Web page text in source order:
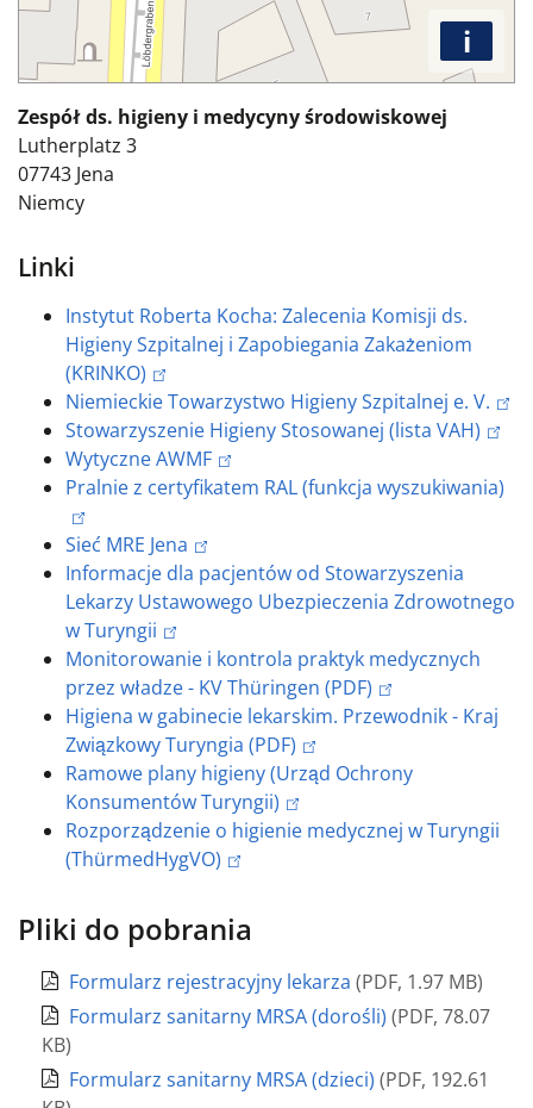
i
Zespół ds. higieny i medycyny środowiskowej
Lutherplatz 3
07743 Jena
Niemcy
Linki
Instytut Roberta Kocha: Zalecenia Komisji ds.
Higieny Szpitalnej i Zapobiegania Zakażeniom
(KRINKO)
Niemieckie Towarzystwo Higieny Szpitalnej e. V.
Stowarzyszenie Higieny Stosowanej (lista VAH)
Wytyczne AWMF
Pralnie z certyfikatem RAL (funkcja wyszukiwania)
Sieć MRE Jena
Informacje dla pacjentów od Stowarzyszenia
Lekarzy Ustawowego Ubezpieczenia Zdrowotnego
w Turyngii
Monitorowanie i kontrola praktyk medycznych
przez władze - KV Thüringen (PDF)
Higiena w gabinecie lekarskim. Przewodnik - Kraj
Związkowy Turyngia (PDF)
Ramowe plany higieny (Urząd Ochrony
Konsumentów Turyngii)
Rozporządzenie o higienie medycznej w Turyngii
(ThürmedHygVO)
Pliki do pobrania
Formularz rejestracyjny lekarza (PDF, 1.97 MB)
Formularz sanitarny MRSA (dorośli) (PDF, 78.07
KB)
Formularz sanitarny MRSA (dzieci) (PDF, 192.61